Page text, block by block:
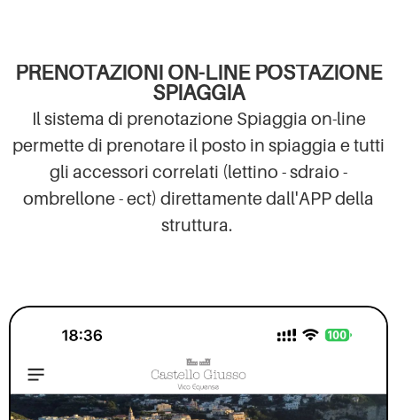
PRENOTAZIONI ON-LINE POSTAZIONE
SPIAGGIA
Il sistema di prenotazione Spiaggia on-line
permette di prenotare il posto in spiaggia e tutti
gli accessori correlati (lettino - sdraio -
ombrellone - ect) direttamente dall'APP della
struttura.